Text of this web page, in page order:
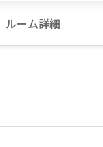
ルーム詳細